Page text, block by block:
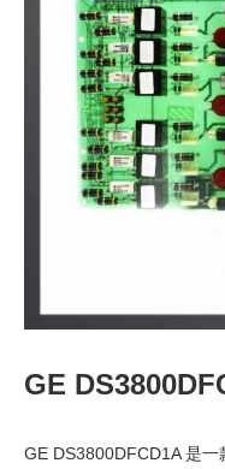
GE
GE DS3800DFCD1A 是